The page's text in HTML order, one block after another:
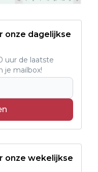
onze dagelijkse
uur de laatste
je mailbox!
onze wekelijkse